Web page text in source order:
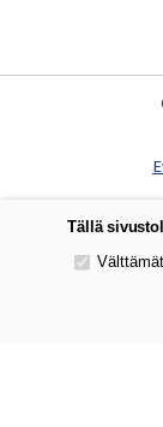
Tällä
Valitse